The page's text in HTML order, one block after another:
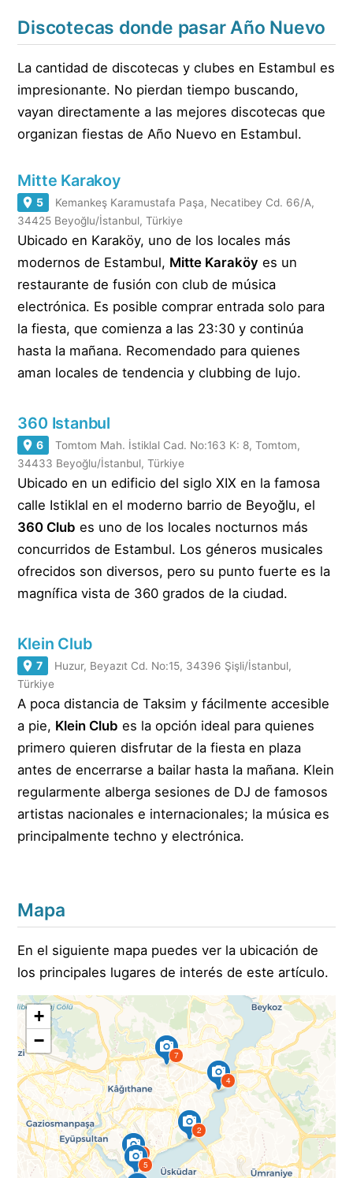
Discotecas donde pasar Año Nuevo
La cantidad de discotecas y clubes en Estambul es
impresionante. No pierdan tiempo buscando,
vayan directamente a las mejores discotecas que
organizan fiestas de Año Nuevo en Estambul.
Mitte Karakoy
5
Kemankeş Karamustafa Paşa, Necatibey Cd. 66/A,
34425 Beyoğlu/İstanbul, Türkiye
Ubicado en Karaköy, uno de los locales más
modernos de Estambul, Mitte Karaköy es un
restaurante de fusión con club de música
electrónica. Es posible comprar entrada solo para
la fiesta, que comienza a las 23:30 y continúa
hasta la mañana. Recomendado para quienes
aman locales de tendencia y clubbing de lujo.
360 Istanbul
6
Tomtom Mah. İstiklal Cad. No:163 K: 8, Tomtom,
34433 Beyoğlu/İstanbul, Türkiye
Ubicado en un edificio del siglo XIX en la famosa
calle Istiklal en el moderno barrio de Beyoğlu, el
360 Club es uno de los locales nocturnos más
concurridos de Estambul. Los géneros musicales
ofrecidos son diversos, pero su punto fuerte es la
magnífica vista de 360 grados de la ciudad.
Klein Club
7
Huzur, Beyazıt Cd. No:15, 34396 Şişli/İstanbul,
Türkiye
A poca distancia de Taksim y fácilmente accesible
a pie, Klein Club es la opción ideal para quienes
primero quieren disfrutar de la fiesta en plaza
antes de encerrarse a bailar hasta la mañana. Klein
regularmente alberga sesiones de DJ de famosos
artistas nacionales e internacionales; la música es
principalmente techno y electrónica.
Mapa
En el siguiente mapa puedes ver la ubicación de
los principales lugares de interés de este artículo.
2
4
5
6
7
+
−